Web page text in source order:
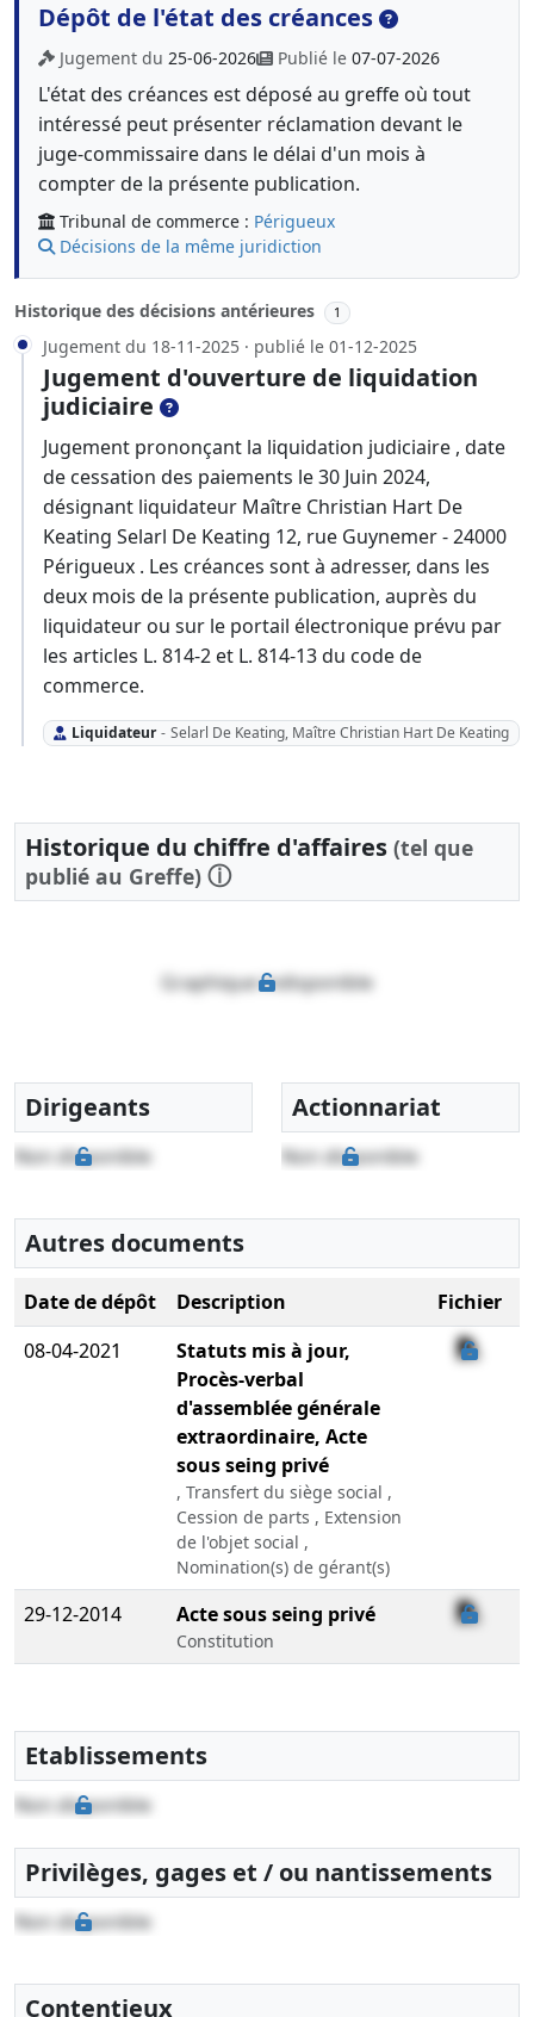
Dépôt de l'état des créances
Jugement du 25-06-2026 Publié le 07-07-2026
L'état des créances est déposé au greffe où tout
intéressé peut présenter réclamation devant le
juge-commissaire dans le délai d'un mois à
compter de la présente publication.
Tribunal de commerce : Périgueux
Décisions de la même juridiction
Historique des décisions antérieures 1
Jugement du 18-11-2025 · publié le 01-12-2025
Jugement d'ouverture de liquidation
judiciaire
Jugement prononçant la liquidation judiciaire , date
de cessation des paiements le 30 Juin 2024,
désignant liquidateur Maître Christian Hart De
Keating Selarl De Keating 12, rue Guynemer - 24000
Périgueux . Les créances sont à adresser, dans les
deux mois de la présente publication, auprès du
liquidateur ou sur le portail électronique prévu par
les articles L. 814-2 et L. 814-13 du code de
commerce.
Liquidateur - Selarl De Keating, Maître Christian Hart De Keating
Historique du chiffre d'affaires (tel que
publié au Greffe) ⓘ
Graphique indisponible
Dirigeants
Non disponible
Actionnariat
Non disponible
Autres documents
Date de dépôt Description
Fichier
08-04-2021
Statuts mis à jour,
Procès-verbal
d'assemblée générale
extraordinaire, Acte
sous seing privé
, Transfert du siège social ,
Cession de parts , Extension
de l'objet social ,
Nomination(s) de gérant(s)
29-12-2014 Acte sous seing privé
Constitution
Etablissements
Non disponible
Privilèges, gages et / ou nantissements
Non disponible
Contentieux